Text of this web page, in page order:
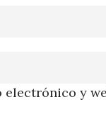
y